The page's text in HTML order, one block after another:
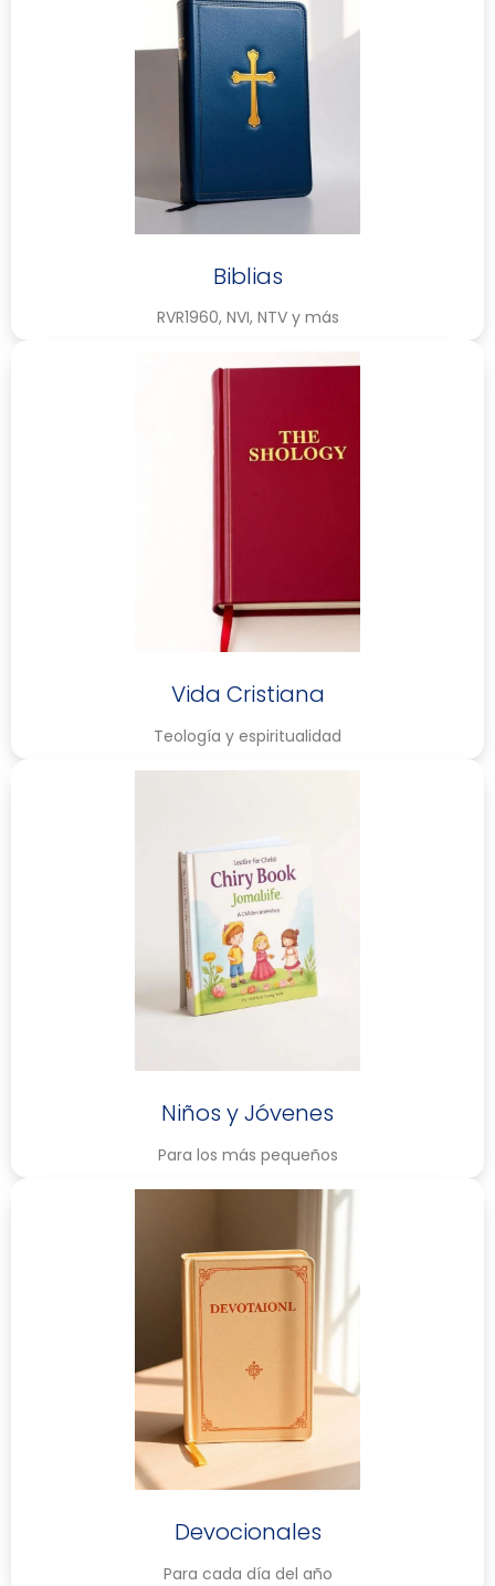
Biblias
RVR1960, NVI, NTV y más
Vida Cristiana
Teología y espiritualidad
Niños y Jóvenes
Para los más pequeños
Devocionales
Para cada día del año